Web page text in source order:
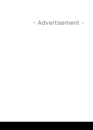
- Advertisement -